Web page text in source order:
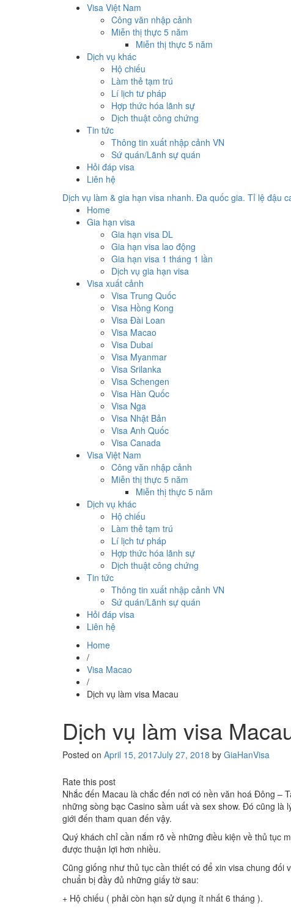
Visa Việt Nam
Công văn nhập cảnh
Miễn thị thực 5 năm
Miễn thị thực 5 năm
Dịch vụ khác
Hộ chiếu
Làm thẻ tạm trú
Lí lịch tư pháp
Hợp thức hóa lãnh sự
Dịch thuật công chứng
Tin tức
Thông tin xuất nhập cảnh VN
Sứ quán/Lãnh sự quán
Hỏi đáp visa
Liên hệ
Dịch vụ làm & gia hạn visa nhanh. Đa quốc gia. Tỉ lệ đậu
Home
Gia hạn visa
Gia hạn visa DL
Gia hạn visa lao động
Gia hạn visa 1 tháng 1 lần
Dịch vụ gia hạn visa
Visa xuất cảnh
Visa Trung Quốc
Visa Hồng Kong
Visa Đài Loan
Visa Macao
Visa Dubai
Visa Myanmar
Visa Srilanka
Visa Schengen
Visa Hàn Quốc
Visa Nga
Visa Nhật Bản
Visa Anh Quốc
Visa Canada
Visa Việt Nam
Công văn nhập cảnh
Miễn thị thực 5 năm
Miễn thị thực 5 năm
Dịch vụ khác
Hộ chiếu
Làm thẻ tạm trú
Lí lịch tư pháp
Hợp thức hóa lãnh sự
Dịch thuật công chứng
Tin tức
Thông tin xuất nhập cảnh VN
Sứ quán/Lãnh sự quán
Hỏi đáp visa
Liên hệ
Home
/
Visa Macao
/
Dịch vụ làm visa Macau
Dịch vụ làm visa
Posted on April 15, 2017July 27, 2018 by GiaHanVisa
Rate this post
Nhắc đến Macau là chắc đến nơi có nền văn hoá Đông –
những sòng bạc Casino sầm uất và sex show. Đó cũng
giới đến tham quan đến vậy.
Quý khách chỉ cần nắm rõ về những điều kiện về thủ tục
được thuận lợi hơn nhiều.
Cũng giống như thủ tục cần thiết có để xin visa chung đối
chuẩn bị đầy đủ những giấy tờ sau:
+ Hộ chiếu ( phải còn hạn sử dụng ít nhất 6 tháng ).